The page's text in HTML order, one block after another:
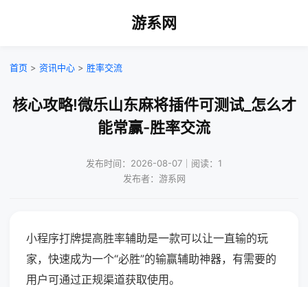
游系网
首页 > 资讯中心 > 胜率交流
核心攻略!微乐山东麻将插件可测试_怎么才
能常赢-胜率交流
发布时间：2026-08-07｜阅读：1
发布者：游系网
小程序打牌提高胜率辅助是一款可以让一直输的玩
家，快速成为一个“必胜”的输赢辅助神器，有需要的
用户可通过正规渠道获取使用。